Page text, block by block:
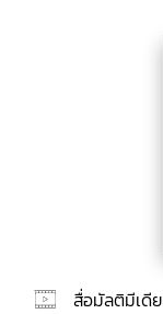
สื่อมัลติมีเดีย